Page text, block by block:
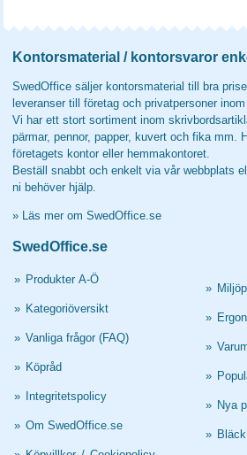
Kontorsmaterial / kontorsvaror
SwedOffice säljer kontorsmaterial till bra
leveranser till företag och privatpersoner
Vi har ett stort sortiment inom
pärmar, pennor, papper, kuvert och fika mm.
företagets kontor eller hemmakontoret.
Beställ snabbt och enkelt via vår webbplats
ni behöver hjälp.
» Läs mer om SwedOffice.se
SwedOffice.se
» Produkter A-Ö
» Kategoriöversikt
» Vanliga frågor (FAQ)
» Köpråd
» Integritetspolicy
» Om SwedOffice.se
»
»
»
»
» Nya
»